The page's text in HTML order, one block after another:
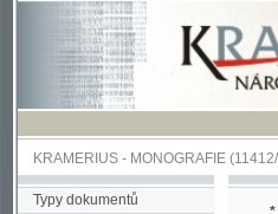
KRAMERIUS-MONOGRAFIE(11412/
Typy dokumentů
Abeceda
*